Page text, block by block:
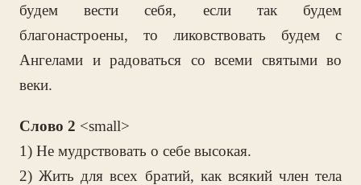
будем вести себя, если так будем
благонастроены, то ликовствовать будем с
Ангелами и радоваться со всеми святыми во
веки.
Слово 2 <small>
1) Не мудрствовать о себе высокая.
2) Жить для всех братий, как всякий член тела